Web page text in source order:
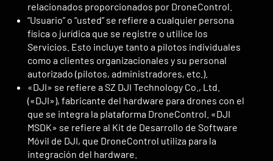
relacionados proporcionados por DroneControl.
“Usuario” o “usted” se refiere a cualquier persona
física o jurídica que se registre o utilice los
Servicios. Esto incluye tanto a pilotos individuales
como a clientes organizacionales y su personal
autorizado (pilotos, administradores, etc.).
«DJI» se refiere a SZ DJI Technology Co., Ltd.
(«DJI»), fabricante del hardware para drones con el
que se integra la plataforma DroneControl. «DJI
MSDK» se refiere al Kit de Desarrollo de Software
Móvil de DJI, que DroneControl utiliza para la
integración del hardware.